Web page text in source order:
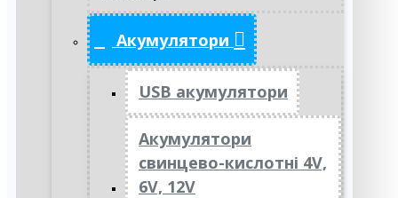
Акумулятори
USB акумулятори
Акумулятори
свинцево-кислотні 4V,
6V, 12V